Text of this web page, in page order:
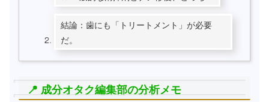
結論：歯にも「トリートメント」が必要
だ。
📍 成分オタク編集部の分析メモ